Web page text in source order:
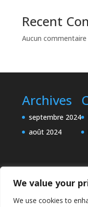
We value your
We use cookies to
Recent
Aucun commentaire
Archives
septembre 2024
août 2024